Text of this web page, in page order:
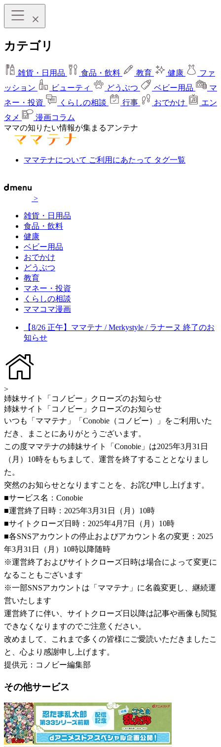
カテゴリ
雑貨・日用品 食品・飲料 教育 健康
ファ
ッション
ビューティ どうぶつ ベビー用品
マ
ネー・投資
くらしの相談 行事 おでかけ
エン
タメ
漫画コラム
ママの知りたい情報が集まるアンテナ
ママテナについて ご利用にあたって タグ一覧
>
雑貨・日用品
食品・飲料
健康
ベビー用品
おでかけ
どうぶつ
教育
マネー・投資
くらしの相談
ママコマ漫画
【8/26 正午】ママテナ / Merkystyle / ラナーヌ 終了のお
知らせ
>
姉妹サイト「コノビー」クローズのお知らせ
姉妹サイト「コノビー」クローズのお知らせ
いつも「ママテナ」「Conobie（コノビー）」をご利用いた
だき、まことにありがとうございます。
この度ママテナの姉妹サイト「Conobie」は2025年3月31日
（月）10時をもちまして、運営を終了することとなりまし
た。
突然のお知らせとなりますことを、お詫び申し上げます。
■サービス名：Conobie
■運営終了日時：2025年3月31日（月）10時
■サイトクローズ日時：2025年4月7日（月）10時
■各SNSアカウントの停止およびアカウント名の変更：2025
年3月31日（月）10時以降随時
※運営終了およびサイトクローズ日時は場合によって変更に
なることもございます
※一部SNSアカウントは「ママテナ」に名義変更し、継続運
営いたします
運営終了に伴い、サイトクローズ日以降は記事や画像も閲覧
できなくなりますのでご注意ください。
改めまして、これまで多くの皆様にご愛読いただきましたこ
と、心より感謝申し上げます。
提供元：コノビー編集部
その他サービス